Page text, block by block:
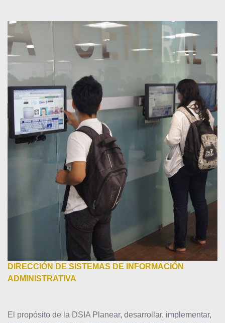
DIRECCIÓN DE SISTEMAS DE INFORMACIÓN
ADMINISTRATIVA
El propósito de la DSIA Planear, desarrollar, implementar,